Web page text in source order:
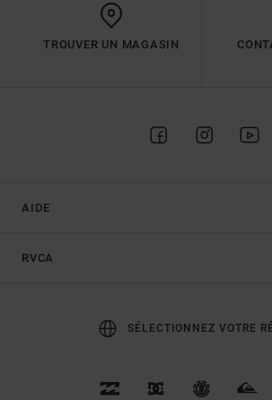
TROUVER UN MAGASIN
AIDE
RVCA
SÉLECTIONNEZ VOTRE